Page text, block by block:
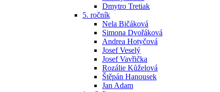
Dmytro Tretiak
5. ročník
Nela Bičáková
Simona Dvořáková
Andrea Hotyčová
Josef Veselý
Josef Vavřička
Rozálie Kůželová
Štěpán Hanousek
Jan Adam